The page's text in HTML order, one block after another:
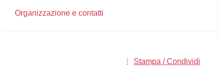
Organizzazione e contatti
Stampa / Condividi